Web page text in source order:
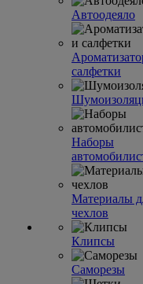
Автоодеяло
салфетки
Наборы
Материалы
чехлов
Клипсы
Саморезы